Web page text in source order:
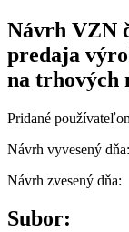
Návrh VZN
predaja
na trhových
Pridané
Návrh vyvesený
Návrh zvesený dňa:
Subor: